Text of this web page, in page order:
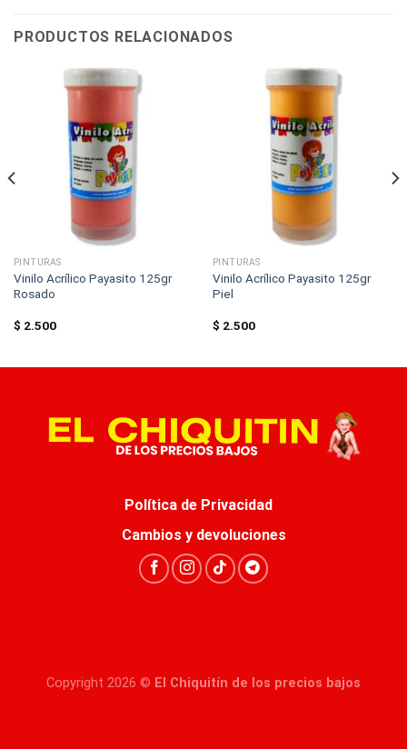
PRODUCTOS RELACIONADOS
PINTURAS
Vinilo Acrílico Payasito 125gr
Rosado
$ 2.500
PINTURAS
Vinilo Acrílico Payasito 125gr
Piel
$ 2.500
Política de Privacidad
Cambios y devoluciones
Copyright 2026 © El Chiquitín de los precios bajos